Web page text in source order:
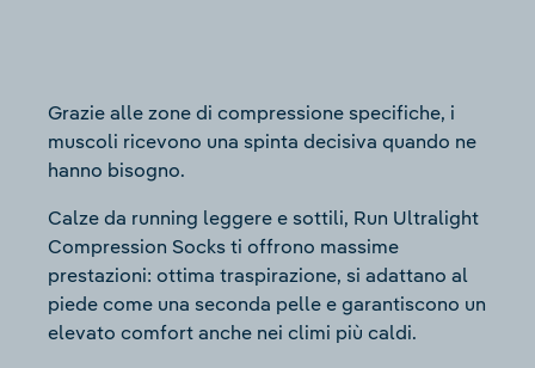
Grazie alle zone di compressione specifiche, i
muscoli ricevono una spinta decisiva quando ne
hanno bisogno.
Calze da running leggere e sottili, Run Ultralight
Compression Socks ti offrono massime
prestazioni: ottima traspirazione, si adattano al
piede come una seconda pelle e garantiscono un
elevato comfort anche nei climi più caldi.